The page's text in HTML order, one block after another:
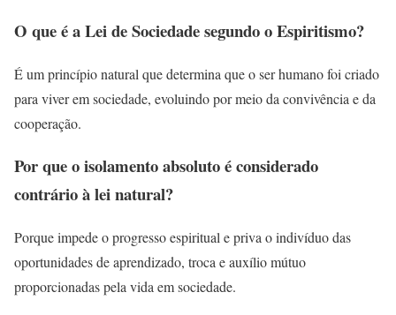
O que é a Lei de Sociedade segundo o Espiritismo?
É um princípio natural que determina que o ser humano foi criado
para viver em sociedade, evoluindo por meio da convivência e da
cooperação.
Por que o isolamento absoluto é considerado
contrário à lei natural?
Porque impede o progresso espiritual e priva o indivíduo das
oportunidades de aprendizado, troca e auxílio mútuo
proporcionadas pela vida em sociedade.